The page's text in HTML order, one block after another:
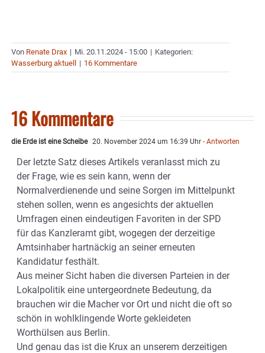
Von Renate Drax | Mi. 20.11.2024 - 15:00 | Kategorien:
Wasserburg aktuell | 16 Kommentare
16 Kommentare
die Erde ist eine Scheibe 20. November 2024 um 16:39 Uhr - Antworten
Der letzte Satz dieses Artikels veranlasst mich zu
der Frage, wie es sein kann, wenn der
Normalverdienende und seine Sorgen im Mittelpunkt
stehen sollen, wenn es angesichts der aktuellen
Umfragen einen eindeutigen Favoriten in der SPD
für das Kanzleramt gibt, wogegen der derzeitige
Amtsinhaber hartnäckig an seiner erneuten
Kandidatur festhält.
Aus meiner Sicht haben die diversen Parteien in der
Lokalpolitik eine untergeordnete Bedeutung, da
brauchen wir die Macher vor Ort und nicht die oft so
schön in wohlklingende Worte gekleideten
Worthülsen aus Berlin.
Und genau das ist die Krux an unserem derzeitigen